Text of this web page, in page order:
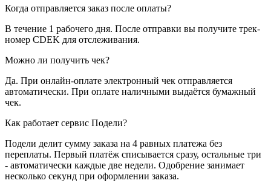
Когда отправляется заказ после оплаты?
В течение 1 рабочего дня. После отправки вы получите трек-
номер CDEK для отслеживания.
Можно ли получить чек?
Да. При онлайн-оплате электронный чек отправляется
автоматически. При оплате наличными выдаётся бумажный
чек.
Как работает сервис Подели?
Подели делит сумму заказа на 4 равных платежа без
переплаты. Первый платёж списывается сразу, остальные три
- автоматически каждые две недели. Одобрение занимает
несколько секунд при оформлении заказа.